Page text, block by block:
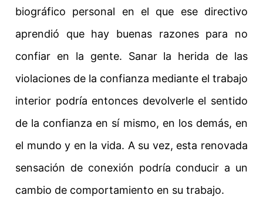
biográfico personal en el que ese directivo
aprendió que hay buenas razones para no
confiar en la gente. Sanar la herida de las
violaciones de la confianza mediante el trabajo
interior podría entonces devolverle el sentido
de la confianza en sí mismo, en los demás, en
el mundo y en la vida. A su vez, esta renovada
sensación de conexión podría conducir a un
cambio de comportamiento en su trabajo.